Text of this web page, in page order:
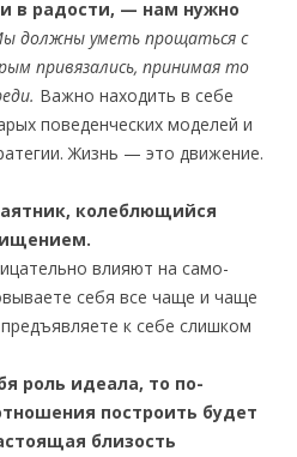
в радости, — нам нужно
должны уметь прощаться с
привязались, принимая то
Важно находить в себе
поведенческих моделей и
Жизнь — это движение.
колеблющийся
влияют на само­
себя все чаще и чаще
к себе слишком
роль идеала, то по-
построить будет
близость